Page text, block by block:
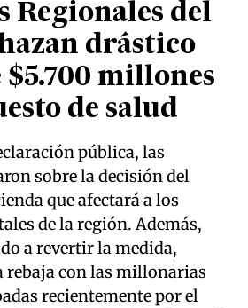
Regionales del
drástico
millones
de salud
pública, las
sobre la decisión del
que afectará a los
de la región. Además,
a revertir la medida,
rebaja con las millonarias
recientemente por el